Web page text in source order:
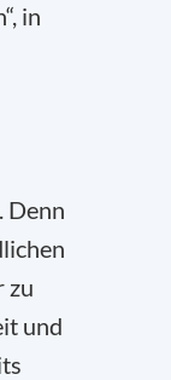
in
Denn
zu
und